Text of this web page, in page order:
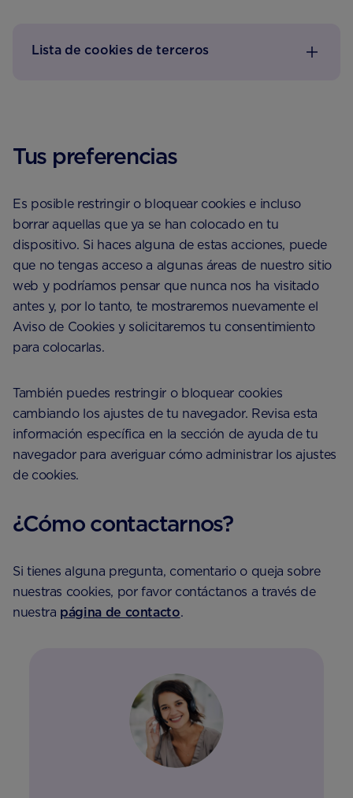
Lista de cookies de terceros
Tus preferencias
Es posible restringir o bloquear cookies e incluso
borrar aquellas que ya se han colocado en tu
dispositivo. Si haces alguna de estas acciones, puede
que no tengas acceso a algunas áreas de nuestro sitio
web y podríamos pensar que nunca nos ha visitado
antes y, por lo tanto, te mostraremos nuevamente el
Aviso de Cookies y solicitaremos tu consentimiento
para colocarlas.
También puedes restringir o bloquear cookies
cambiando los ajustes de tu navegador. Revisa esta
información específica en la sección de ayuda de tu
navegador para averiguar cómo administrar los ajustes
de cookies.
¿Cómo contactarnos?
Si tienes alguna pregunta, comentario o queja sobre
nuestras cookies, por favor contáctanos a través de
nuestra página de contacto.